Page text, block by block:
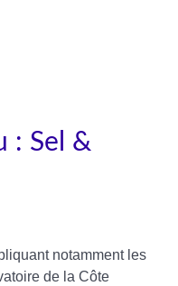
: Sel &
notamment les
de la Côte